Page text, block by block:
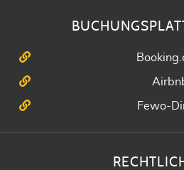
Fewo-